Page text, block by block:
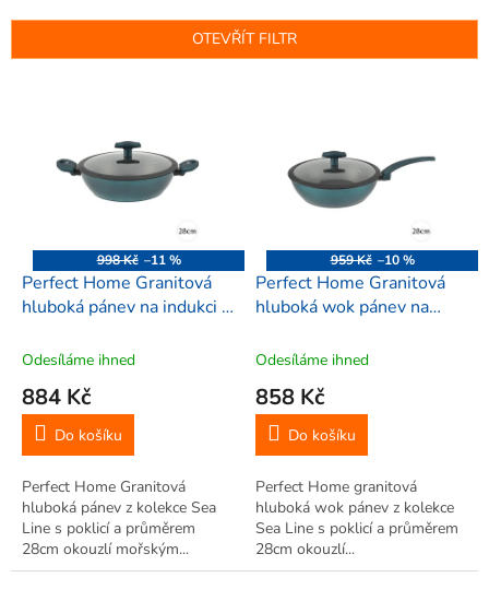
í
OTEVŘÍT FILTR
998 Kč –11 %
Perfect Home Granitová
hluboká pánev na indukci s
15555
Odesíláme ihned
884 Kč
Do košíku
Perfect Home Granitová
hluboká pánev z kolekce Sea
Line s poklicí a průměrem
28cm okouzlí mořským...
959 Kč –10 %
Perfect Home Granitová
hluboká wok pánev na
Line, 15811
Odesíláme ihned
858 Kč
Do košíku
Perfect Home granitová
hluboká wok pánev z kolekce
Sea Line s poklicí a průměrem
28cm okouzlí...